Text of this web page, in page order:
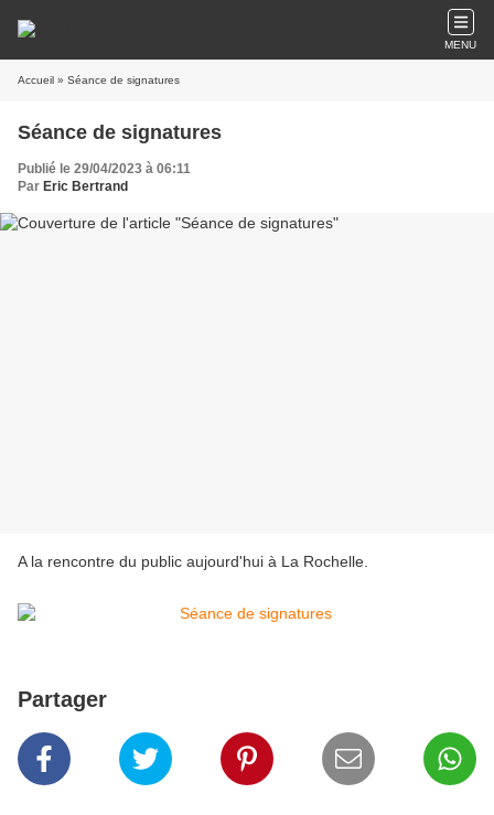
MENU
Accueil » Séance de signatures
Séance de signatures
Publié le 29/04/2023 à 06:11
Par Eric Bertrand
A la rencontre du public aujourd'hui à La Rochelle.
Partager